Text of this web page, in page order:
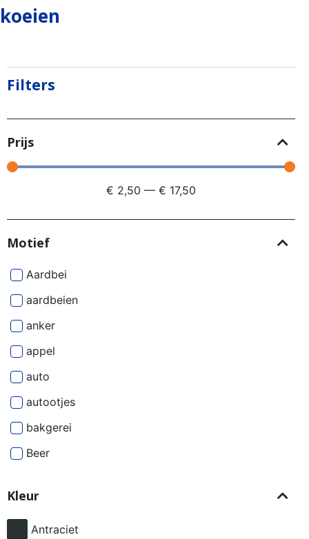
koeien
Filters
Prijs
€ 2,50 — € 17,50
Motief
Aardbei
aardbeien
anker
appel
auto
autootjes
bakgerei
Beer
besjes
bier
Kleur
Antraciet